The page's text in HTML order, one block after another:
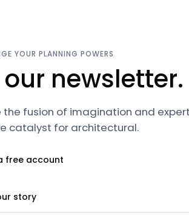
YOUR PLANNING POWERS
newsletter.
the fusion of imagination and
catalyst for architectural.
free account
story